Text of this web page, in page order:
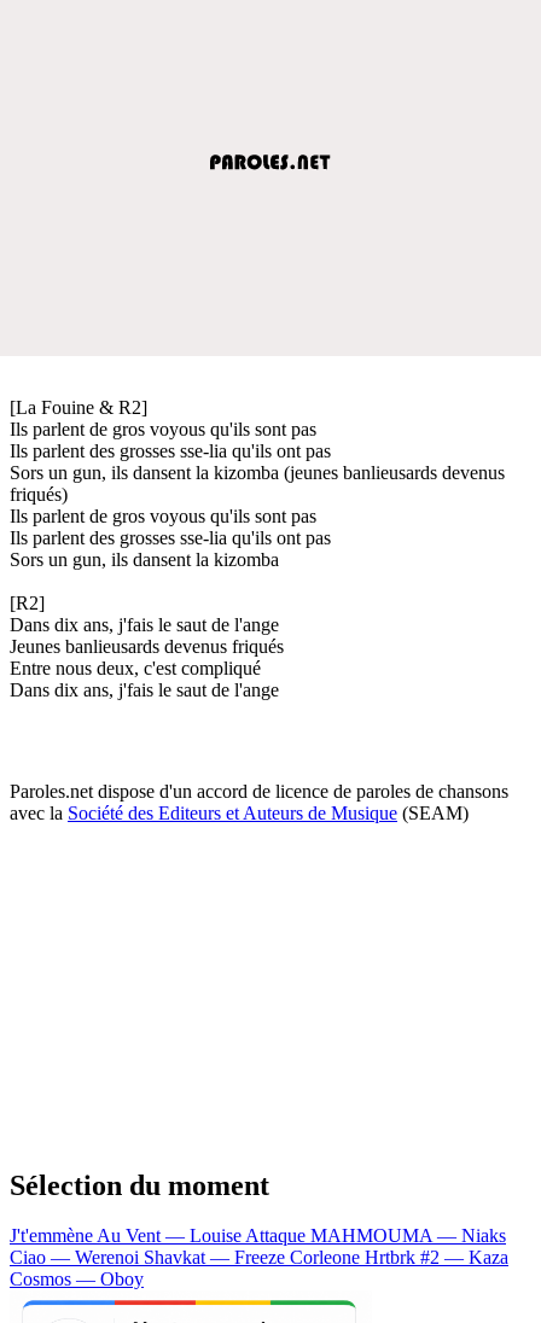
[La Fouine & R2]
Ils parlent de gros voyous qu'ils sont pas
Ils parlent des grosses sse-lia qu'ils ont pas
Sors un gun, ils dansent la kizomba (jeunes banlieusards devenus
friqués)
Ils parlent de gros voyous qu'ils sont pas
Ils parlent des grosses sse-lia qu'ils ont pas
Sors un gun, ils dansent la kizomba
[R2]
Dans dix ans, j'fais le saut de l'ange
Jeunes banlieusards devenus friqués
Entre nous deux, c'est compliqué
Dans dix ans, j'fais le saut de l'ange
Paroles.net dispose d'un accord de licence de paroles de chansons
avec la Société des Editeurs et Auteurs de Musique (SEAM)
Sélection du moment
J't'emmène Au Vent — Louise Attaque MAHMOUMA — Niaks
Ciao — Werenoi Shavkat — Freeze Corleone Hrtbrk #2 — Kaza
Cosmos — Oboy